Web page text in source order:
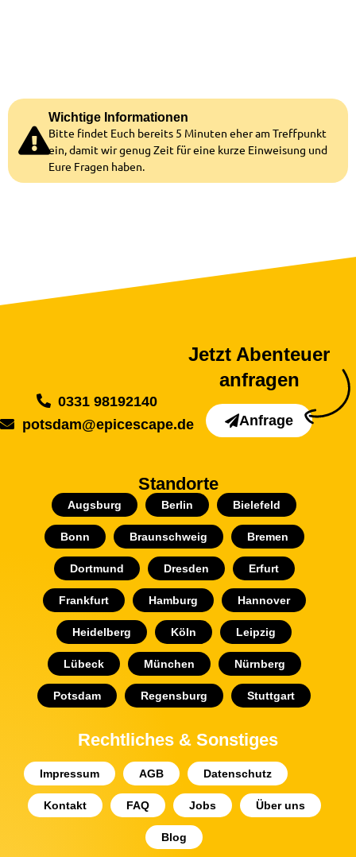
Wichtige Informationen
Bitte findet Euch bereits 5 Minuten eher am Treffpunkt
ein, damit wir genug Zeit für eine kurze Einweisung und
Eure Fragen haben.
0331 98192140
potsdam@epicescape.de
Jetzt Abenteuer
anfragen
Anfrage
Standorte
Augsburg Berlin Bielefeld
Bonn Braunschweig Bremen
Dortmund Dresden Erfurt
Frankfurt Hamburg Hannover
Heidelberg Köln Leipzig
Lübeck München Nürnberg
Potsdam Regensburg Stuttgart
Rechtliches & Sonstiges
Impressum AGB Datenschutz
Kontakt FAQ Jobs Über uns
Blog